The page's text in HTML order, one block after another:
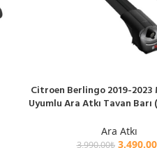
SEPETE EKLE
Citroen Berlingo 2019-2023
Uyumlu Ara Atkı Tavan Barı
Ara Atkı
3,990.00₺ 3,490.00